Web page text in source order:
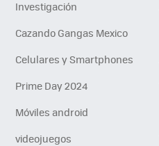
Investigación
Cazando Gangas Mexico
Celulares y Smartphones
Prime Day 2024
Móviles android
videojuegos